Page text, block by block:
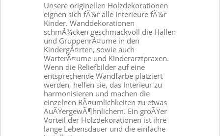
Unsere originellen Holzdekorationen
eignen sich fÃ¼r alle Interieure fÃ¼r
Kinder. Wanddekorationen
schmÃ¼cken geschmackvoll die Hallen
und GruppenrÃ¤ume in den
KindergÃ¤rten, sowie auch
WarterÃ¤ume und Kinderarztpraxen.
Wenn die Reliefbilder auf eine
entsprechende Wandfarbe platziert
werden, helfen sie, das Interieur zu
harmonisieren und machen die
einzelnen RÃ¤umlichkeiten zu etwas
AuÃŸergewÃ¶hnlichem. Ein groÃŸer
Vorteil der Holzdekorationen ist ihre
lange Lebensdauer und die einfache